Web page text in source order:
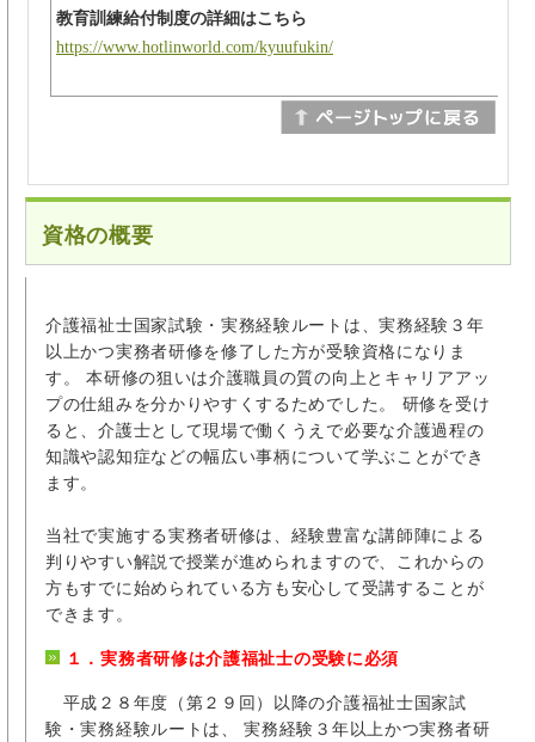
教育訓練給付制度の詳細はこちら
https://www.hotlinworld.com/kyuufukin/
資格の概要
介護福祉士国家試験・実務経験ルートは、実務経験３年
以上かつ実務者研修を修了した方が受験資格になりま
す。 本研修の狙いは介護職員の質の向上とキャリアアッ
プの仕組みを分かりやすくするためでした。 研修を受け
ると、介護士として現場で働くうえで必要な介護過程の
知識や認知症などの幅広い事柄について学ぶことができ
ます。
当社で実施する実務者研修は、経験豊富な講師陣による
判りやすい解説で授業が進められますので、これからの
方もすでに始められている方も安心して受講することが
できます。
１．実務者研修は介護福祉士の受験に必須
平成２８年度（第２９回）以降の介護福祉士国家試
験・実務経験ルートは、 実務経験３年以上かつ実務者研